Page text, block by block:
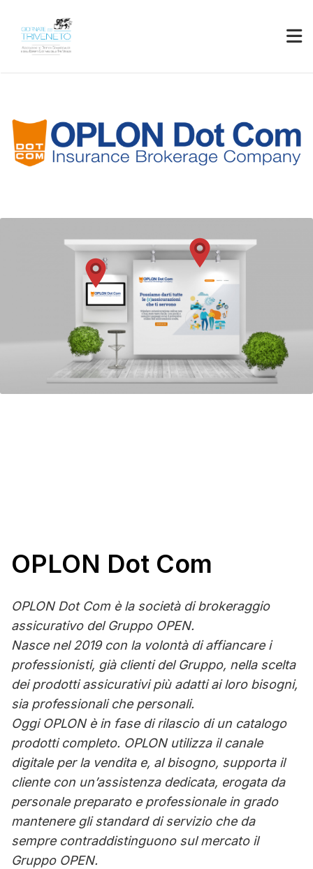
Guarda La Registrazione!
Registrati
OPLON Dot Com
OPLON Dot Com è la società di brokeraggio
assicurativo del Gruppo OPEN.
Nasce nel 2019 con la volontà di affiancare i
professionisti, già clienti del Gruppo, nella scelta
dei prodotti assicurativi più adatti ai loro bisogni,
sia professionali che personali.
Oggi OPLON è in fase di rilascio di un catalogo
prodotti completo. OPLON utilizza il canale
digitale per la vendita e, al bisogno, supporta il
cliente con un’assistenza dedicata, erogata da
personale preparato e professionale in grado
mantenere gli standard di servizio che da
sempre contraddistinguono sul mercato il
Gruppo OPEN.